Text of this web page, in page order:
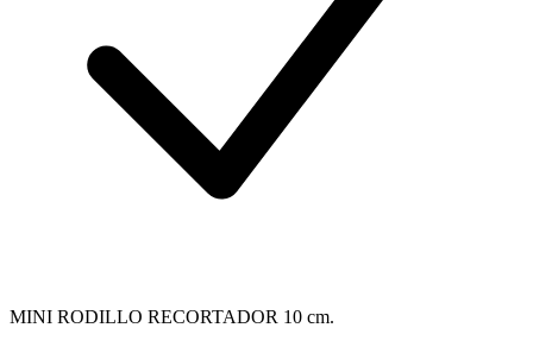
MINI RODILLO RECORTADOR 10 cm.